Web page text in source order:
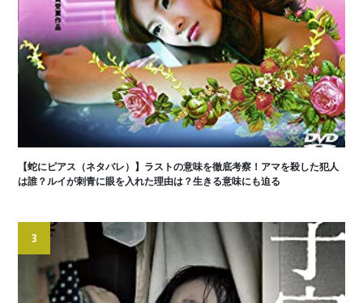
【蛇にピアス（ネタバレ）】ラストの意味を徹底考察！アマを殺した犯人
は誰？ルイが刺青に眼を入れた理由は？生きる意味にも迫る
3